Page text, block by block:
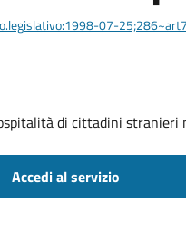
07-25;286~art7
di cittadini stranieri
Accedi al servizio